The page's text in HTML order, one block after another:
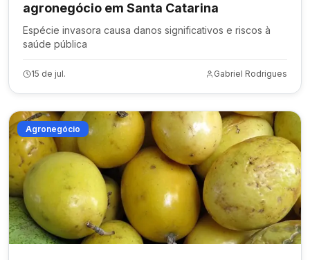
agronegócio em Santa Catarina
Espécie invasora causa danos significativos e riscos à
saúde pública
15 de jul. Gabriel Rodrigues
Agronegócio